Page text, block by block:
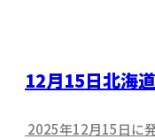
12月15日北海
2025年12月15日に